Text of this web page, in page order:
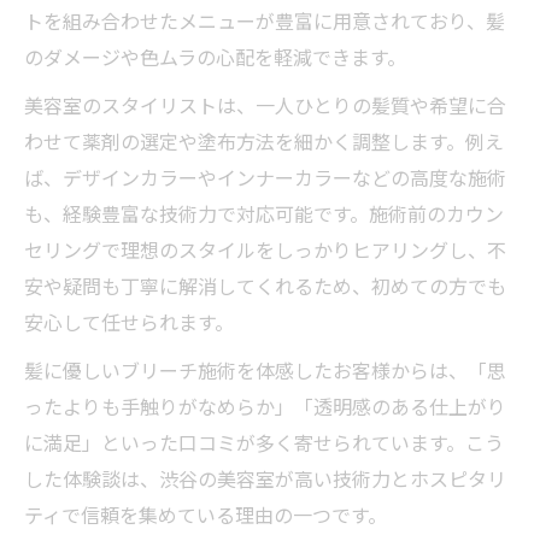
トを組み合わせたメニューが豊富に用意されており、髪
のダメージや色ムラの心配を軽減できます。
美容室のスタイリストは、一人ひとりの髪質や希望に合
わせて薬剤の選定や塗布方法を細かく調整します。例え
ば、デザインカラーやインナーカラーなどの高度な施術
も、経験豊富な技術力で対応可能です。施術前のカウン
セリングで理想のスタイルをしっかりヒアリングし、不
安や疑問も丁寧に解消してくれるため、初めての方でも
安心して任せられます。
髪に優しいブリーチ施術を体感したお客様からは、「思
ったよりも手触りがなめらか」「透明感のある仕上がり
に満足」といった口コミが多く寄せられています。こう
した体験談は、渋谷の美容室が高い技術力とホスピタリ
ティで信頼を集めている理由の一つです。